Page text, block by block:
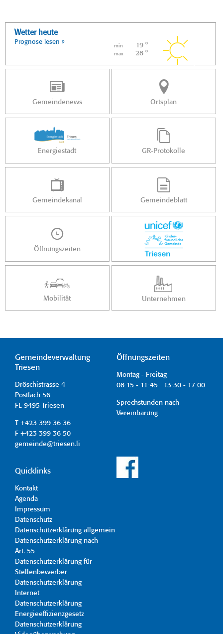
Wetter heute
Prognose lesen »
min 19 °
max 28 °
Gemeindenews Ortsplan
Energiestadt GR-Protokolle
Gemeindekanal Gemeindeblatt
Öffnungszeiten
Mobilität Unternehmen
Gemeindeverwaltung
Triesen
Dröschistrasse 4
Postfach 56
FL-9495 Triesen
T +423 399 36 36
F +423 399 36 50
gemeinde@triesen.li
Öffnungszeiten
Montag - Freitag
08:15 - 11:45 13:30 - 17:00
Sprechstunden nach
Vereinbarung
Quicklinks
Kontakt
Agenda
Impressum
Datenschutz
Datenschutzerklärung allgemein
Datenschutzerklärung nach
Art. 55
Datenschutzerklärung für
Stellenbewerber
Datenschutzerklärung
Internet
Datenschutzerklärung
Energieeffizienzgesetz
Datenschutzerklärung